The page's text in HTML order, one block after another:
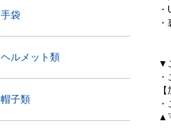
手袋
ヘルメット類
帽子類
▼